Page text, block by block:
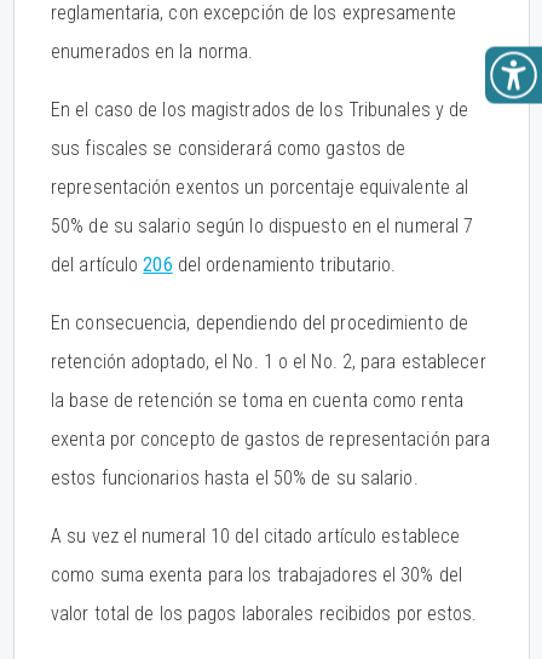
reglamentaria, con excepción de los expresamente
enumerados en la norma.
En el caso de los magistrados de los Tribunales y de
sus fiscales se considerará como gastos de
representación exentos un porcentaje equivalente al
50% de su salario según lo dispuesto en el numeral 7
del artículo206 del ordenamiento tributario.
En consecuencia, dependiendo del procedimiento de
retención adoptado, el No. 1 o el No. 2, para establecer
la base de retención se toma en cuenta como renta
exenta por concepto de gastos de representación para
estos funcionarios hasta el 50% de su salario.
A su vez el numeral 10 del citado artículo establece
como suma exenta para los trabajadores el 30% del
valor total de los pagos laborales recibidos por estos.